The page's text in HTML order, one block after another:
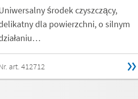
środek czyszczący,
dla powierzchni, o silnym
art. 412712